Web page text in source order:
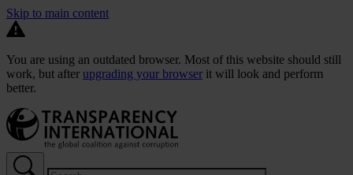
Skip to main content
You are using an outdated browser. Most of this website should still
work, but after upgrading your browser it will look and perform
better.